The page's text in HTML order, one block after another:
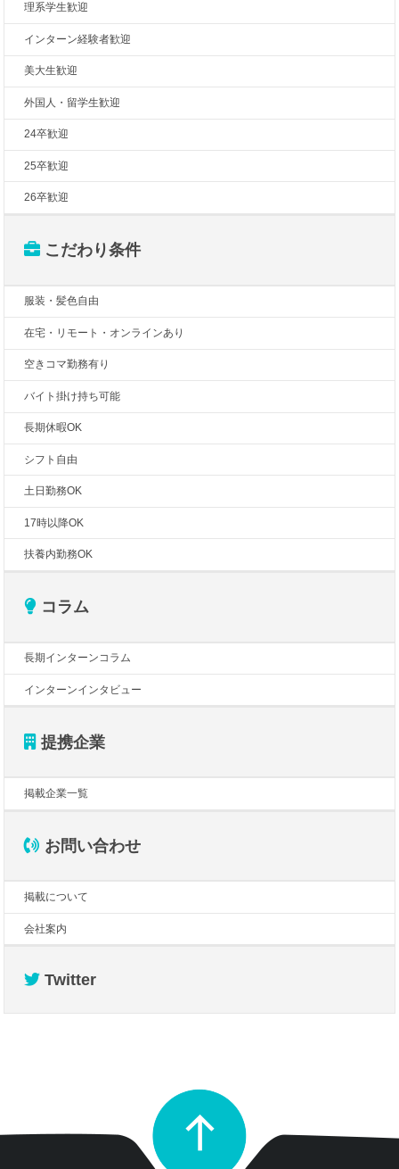
理系学生歓迎
インターン経験者歓迎
美大生歓迎
外国人・留学生歓迎
24卒歓迎
25卒歓迎
26卒歓迎
こだわり条件
服装・髪色自由
在宅・リモート・オンラインあり
空きコマ勤務有り
バイト掛け持ち可能
長期休暇OK
シフト自由
土日勤務OK
17時以降OK
扶養内勤務OK
コラム
長期インターンコラム
インターンインタビュー
提携企業
掲載企業一覧
お問い合わせ
掲載について
会社案内
Twitter